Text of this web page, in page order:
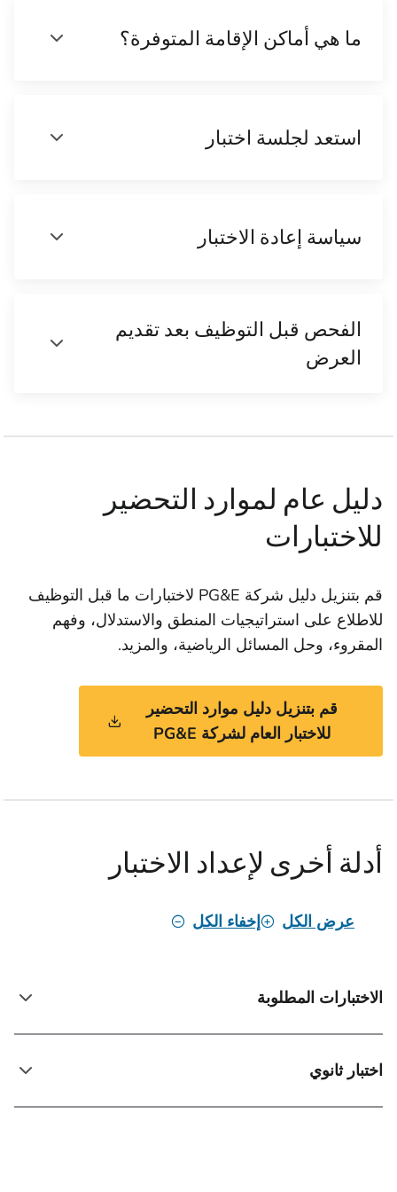
ما هي أماكن الإقامة المتوفرة؟
استعد لجلسة اختبار
سياسة إعادة الاختبار
الفحص قبل التوظيف بعد تقديم
العرض
دليل عام لموارد التحضير
للاختبارات
قم بتنزيل دليل شركة PG&E لاختبارات ما قبل التوظيف
للاطلاع على استراتيجيات المنطق والاستدلال، وفهم
المقروء، وحل المسائل الرياضية، والمزيد.
قم بتنزيل دليل موارد التحضير
للاختبار العام لشركة PG&E
أدلة أخرى لإعداد الاختبار
عرض الكل إخفاء الكل
الاختبارات المطلوبة
اختبار ثانوي